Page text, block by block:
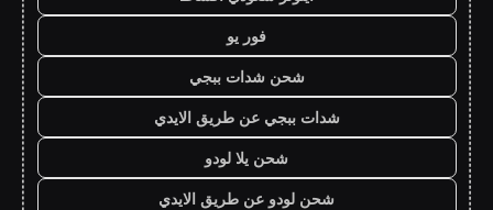
فور يو
شحن شدات ببجي
شدات ببجي عن طريق الايدي
شحن يلا لودو
شحن لودو عن طريق الايدي